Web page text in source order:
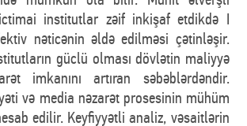
institutlar zəif inkişaf etdikdə I
nəticənin əldə edilməsi çətinləşir.
güclü olması dövlətin maliyyə
imkanını artıran səbəblərdəndir.
və media nəzarət prosesinin mühüm
edilir. Keyfiyyətli analiz, vəsaitlərin